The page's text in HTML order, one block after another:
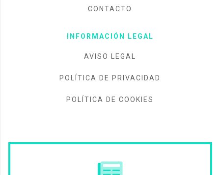
CONTACTO
INFORMACIÓN LEGAL
AVISO LEGAL
POLÍTICA DE PRIVACIDAD
POLÍTICA DE COOKIES